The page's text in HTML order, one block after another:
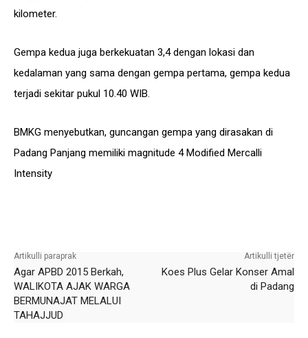
kilometer.
Gempa kedua juga berkekuatan 3,4 dengan lokasi dan
kedalaman yang sama dengan gempa pertama, gempa kedua
terjadi sekitar pukul 10.40 WIB.
BMKG menyebutkan, guncangan gempa yang dirasakan di
Padang Panjang memiliki magnitude 4 Modified Mercalli
Intensity
Artikulli paraprak
Agar APBD 2015 Berkah,
WALIKOTA AJAK WARGA
BERMUNAJAT MELALUI
TAHAJJUD
Artikulli tjetër
Koes Plus Gelar Konser Amal
di Padang